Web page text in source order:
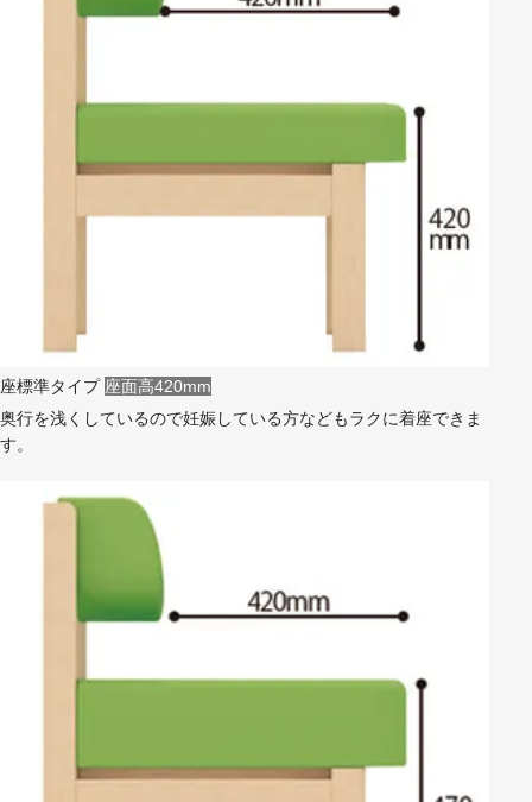
座標準タイプ 座面高420mm
奥行を浅くしているので妊娠している方などもラクに着座できま
す。